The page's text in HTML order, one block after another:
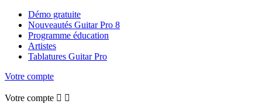
Démo gratuite
Nouveautés Guitar Pro 8
Programme éducation
Artistes
Tablatures Guitar Pro
Votre compte
Votre compte  